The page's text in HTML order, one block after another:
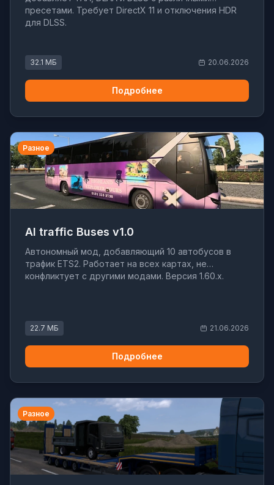
пресетами. Требует DirectX 11 и отключения HDR
для DLSS.
32.1 МБ 20.06.2026
Подробнее
Разное
AI traffic Buses v1.0
Автономный мод, добавляющий 10 автобусов в
трафик ETS2. Работает на всех картах, не
конфликтует с другими модами. Версия 1.60.x.
22.7 МБ 21.06.2026
Подробнее
Разное